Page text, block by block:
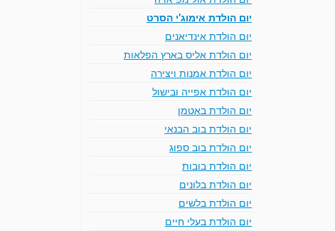
יום הולדת אימוג'י הסרט
יום הולדת אינדיאנים
יום הולדת אליס בארץ הפלאות
יום הולדת אמנות ויצירה
יום הולדת אפייה ובישול
יום הולדת באטמן
יום הולדת בוב הבנאי
יום הולדת בוב ספוג
יום הולדת בובות
יום הולדת בלונים
יום הולדת בלשים
יום הולדת בעלי חיים